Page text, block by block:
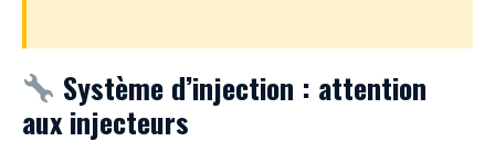
Système d’injection : attention
aux injecteurs